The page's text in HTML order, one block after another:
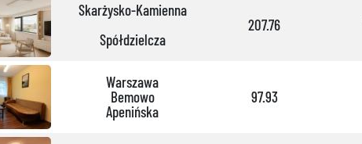
Skarżysko-Kamienna
Spółdzielcza
207.76
Warszawa
Bemowo
Apenińska
97.93